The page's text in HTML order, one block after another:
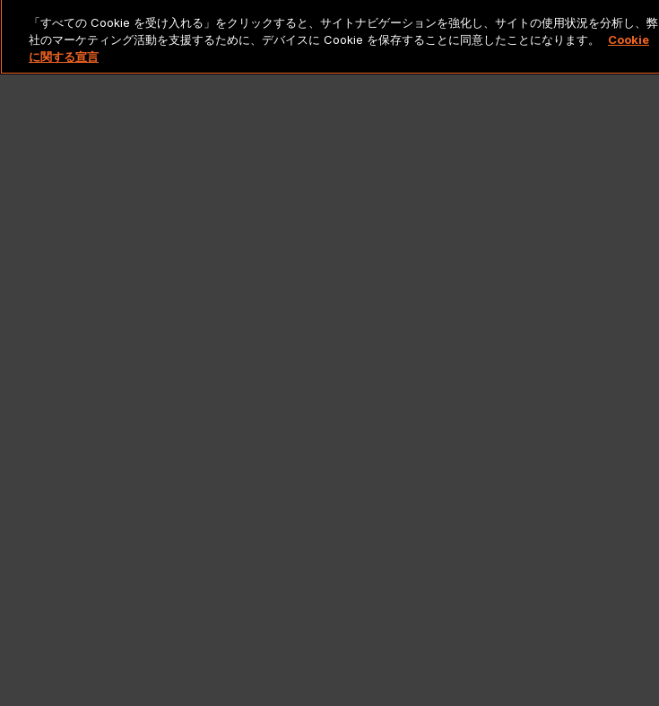
「すべての Cookie を受け入れる」をクリックすると、サイトナビゲーションを強化し、サイトの使用状況を分析し、弊
社のマーケティング活動を支援するために、デバイスに Cookie を保存することに同意したことになります。
Cookie
に関する宣言